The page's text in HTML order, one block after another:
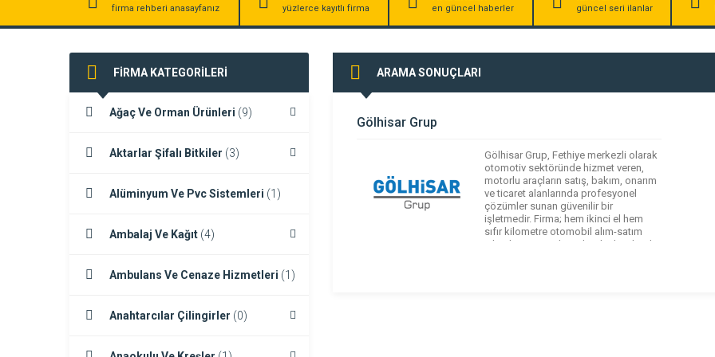
firma rehberi anasayfanız yüzlerce kayıtlı firma en güncel haberler güncel seri ilanlar
FİRMA KATEGORİLERİ
Ağaç Ve Orman Ürünleri (9)
Aktarlar Şifalı Bitkiler (3)
Alüminyum Ve Pvc Sistemleri (1)
Ambalaj Ve Kağıt (4)
Ambulans Ve Cenaze Hizmetleri (1)
Anahtarcılar Çilingirler (0)
ARAMA SONUÇLARI
Gölhisar Grup
Gölhisar Grup, Fethiye merkezli olarak
otomotiv sektöründe hizmet veren,
motorlu araçların satış, bakım, onarım
ve ticaret alanlarında profesyonel
çözümler sunan güvenilir bir
işletmedir. Firma; hem ikinci el hem
sıfır kilometre otomobil alım-satım
işlemleri, araç takası, banka kredisi ile